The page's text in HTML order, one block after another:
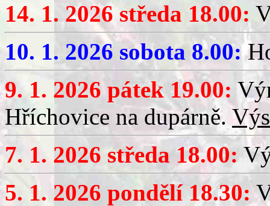
14. 1. 2026 středa 18.00:
10. 1. 2026 sobota 8.00:
9. 1. 2026 pátek 19.00:
Hříchovice na dupárně.
7. 1. 2026 středa 18.00:
5. 1. 2026 pondělí 18.30: